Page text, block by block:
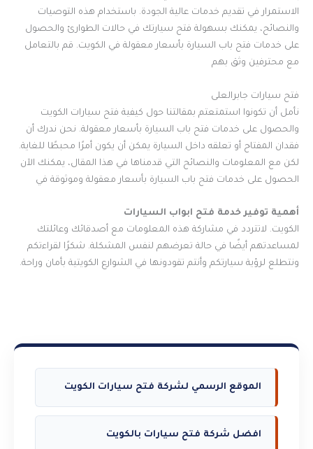
الاستمرار في تقديم خدمات عالية الجودة. باستخدام هذه التوصيات
والنصائح، يمكنك بسهولة فتح سيارتك في حالات الطوارئ والحصول
على خدمات فتح باب السيارة بأسعار معقولة في الكويت. قم بالتعامل
مع محترفين وثق بهم
فتح سيارات جابرالعلى
نأمل أن تكونوا استمتعتم بمقالتنا حول كيفية فتح سيارات الكويت
والحصول على خدمات فتح باب السيارة بأسعار معقولة. نحن ندرك أن
فقدان المفتاح أو تعلقه داخل السيارة يمكن أن يكون أمرًا محبطًا للغاية.
لكن مع المعلومات والنصائح التي قدمناها في هذا المقال، يمكنك الآن
الحصول على خدمات فتح باب السيارة بأسعار معقولة وموثوقة في
أهمية توفير خدمة فتح ابواب السيارات
الكويت. لاتتردد في مشاركة هذه المعلومات مع أصدقائك وعائلتك
لمساعدتهم أيضًا في حالة تعرضهم لنفس المشكلة. شكرًا لقراءتكم
ونتطلع لرؤية سيارتكم وأنتم تقودونها في الشوارع الكويتية بأمان وراحة.
الموقع الرسمي لشركة فتح سيارات الكويت
افضل شركة فتح سيارات بالكويت